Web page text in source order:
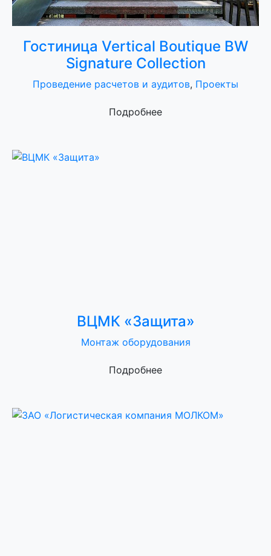
Гостиница Vertical Boutique BW
Signature Collection
Проведение расчетов и аудитов, Проекты
Подробнее
ВЦМК «Защита»
Монтаж оборудования
Подробнее